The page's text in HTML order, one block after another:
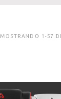
MOSTRANDO 1-57